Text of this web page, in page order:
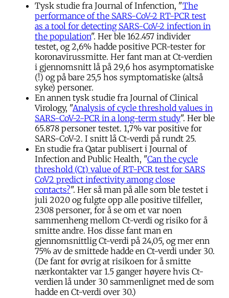
Tysk studie fra Journal of Infenction, "The
performance of the SARS-CoV-2 RT-PCR test
as a tool for detecting SARS-CoV-2 infection in
the population". Her ble 162.457 individer
testet, og 2,6% hadde positive PCR-tester for
koronavirussmitte. Her fant man at Ct-verdien
i gjennomsnitt lå på 29,6 hos asymptomatiske
(!) og på bare 25,5 hos symptomatiske (altså
syke) personer.
En annen tysk studie fra Journal of Clinical
Virology, "Analysis of cycle threshold values in
SARS-CoV-2-PCR in a long-term study". Her ble
65.878 personer testet. 1,7% var positive for
SARS-CoV-2. I snitt lå Ct-verdi på rundt 25.
En studie fra Qatar publisert i Journal of
Infection and Public Health, "Can the cycle
threshold (Ct) value of RT-PCR test for SARS
CoV2 predict infectivity among close
contacts?". Her så man på alle som ble testet i
juli 2020 og fulgte opp alle positive tilfeller,
2308 personer, for å se om et var noen
sammenheng mellom Ct-verdi og risiko for å
smitte andre. Hos disse fant man en
gjennomsnittlig Ct-verdi på 24,05, og mer enn
75% av de smittede hadde en Ct-verdi under 30.
(De fant for øvrig at risikoen for å smitte
nærkontakter var 1.5 ganger høyere hvis Ct-
verdien lå under 30 sammenlignet med de som
hadde en Ct-verdi over 30.)